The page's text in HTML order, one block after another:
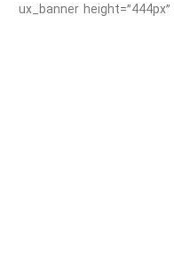
[ux_banner